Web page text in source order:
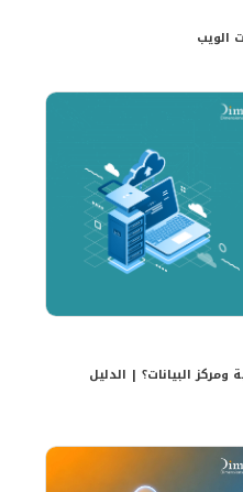
الويب
البيانات؟ | الدليل